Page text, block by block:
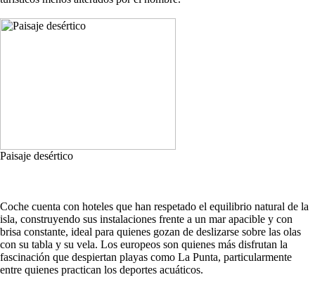
Paisaje desértico
Coche cuenta con hoteles que han respetado el equilibrio natural de la
isla, construyendo sus instalaciones frente a un mar apacible y con
brisa constante, ideal para quienes gozan de deslizarse sobre las olas
con su tabla y su vela. Los europeos son quienes más disfrutan la
fascinación que despiertan playas como La Punta, particularmente
entre quienes practican los deportes acuáticos.